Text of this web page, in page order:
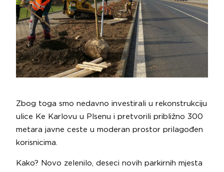
Zbog toga smo nedavno investirali u rekonstrukciju
ulice Ke Karlovu u Plsenu i pretvorili približno 300
metara javne ceste u moderan prostor prilagođen
korisnicima.
Kako? Novo zelenilo, deseci novih parkirnih mjesta